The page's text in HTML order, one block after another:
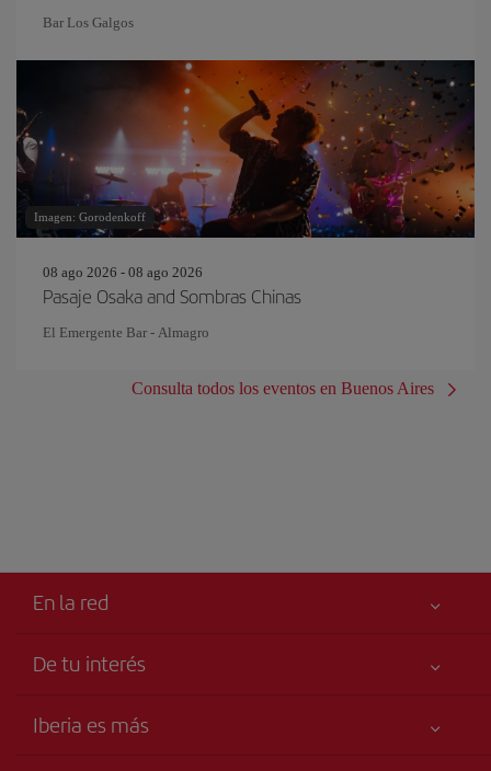
Bar Los Galgos
Imagen: Gorodenkoff
08 ago 2026 - 08 ago 2026
Pasaje Osaka and Sombras Chinas
El Emergente Bar - Almagro
Consulta todos los eventos en Buenos Aires
En la red
De tu interés
Accesibilidad
Iberia es más